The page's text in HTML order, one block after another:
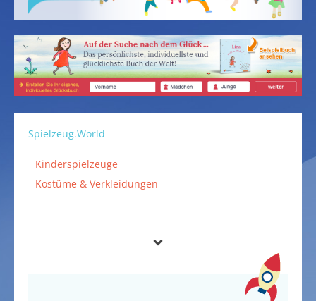
Spielzeug.World
Kinderspielzeuge
Kostüme & Verkleidungen